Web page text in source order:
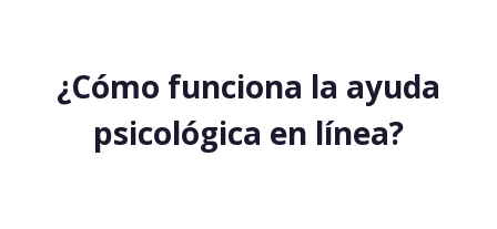
¿Cómo funciona la ayuda
psicológica en línea?